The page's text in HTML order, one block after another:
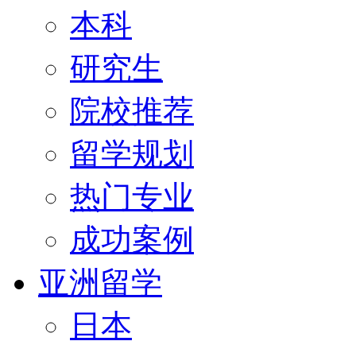
本科
研究生
院校推荐
留学规划
热门专业
成功案例
亚洲留学
日本